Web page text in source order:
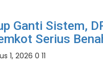
Ganti Sistem,
Serius
1, 2026 0 11